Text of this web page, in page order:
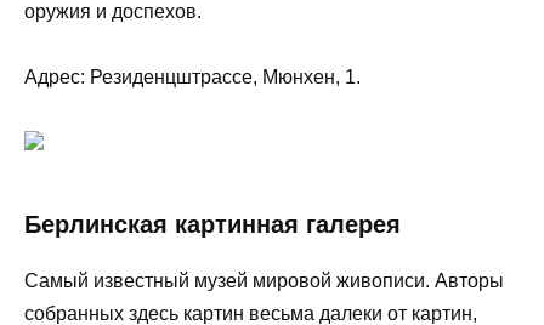
оружия и доспехов.
Адрес: Резиденцштрассе, Мюнхен, 1.
Берлинская картинная галерея
Самый известный музей мировой живописи. Авторы
собранных здесь картин весьма далеки от картин,